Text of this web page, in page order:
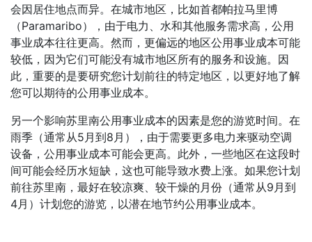
会因居住地点而异。在城市地区，比如首都帕拉马里博
（Paramaribo），由于电力、水和其他服务需求高，公用
事业成本往往更高。然而，更偏远的地区公用事业成本可能
较低，因为它们可能没有城市地区所有的服务和设施。因
此，重要的是要研究您计划前往的特定地区，以更好地了解
您可以期待的公用事业成本。
另一个影响苏里南公用事业成本的因素是您的游览时间。在
雨季（通常从5月到8月），由于需要更多电力来驱动空调
设备，公用事业成本可能会更高。此外，一些地区在这段时
间可能会经历水短缺，这也可能导致水费上涨。如果您计划
前往苏里南，最好在较凉爽、较干燥的月份（通常从9月到
4月）计划您的游览，以潜在地节约公用事业成本。